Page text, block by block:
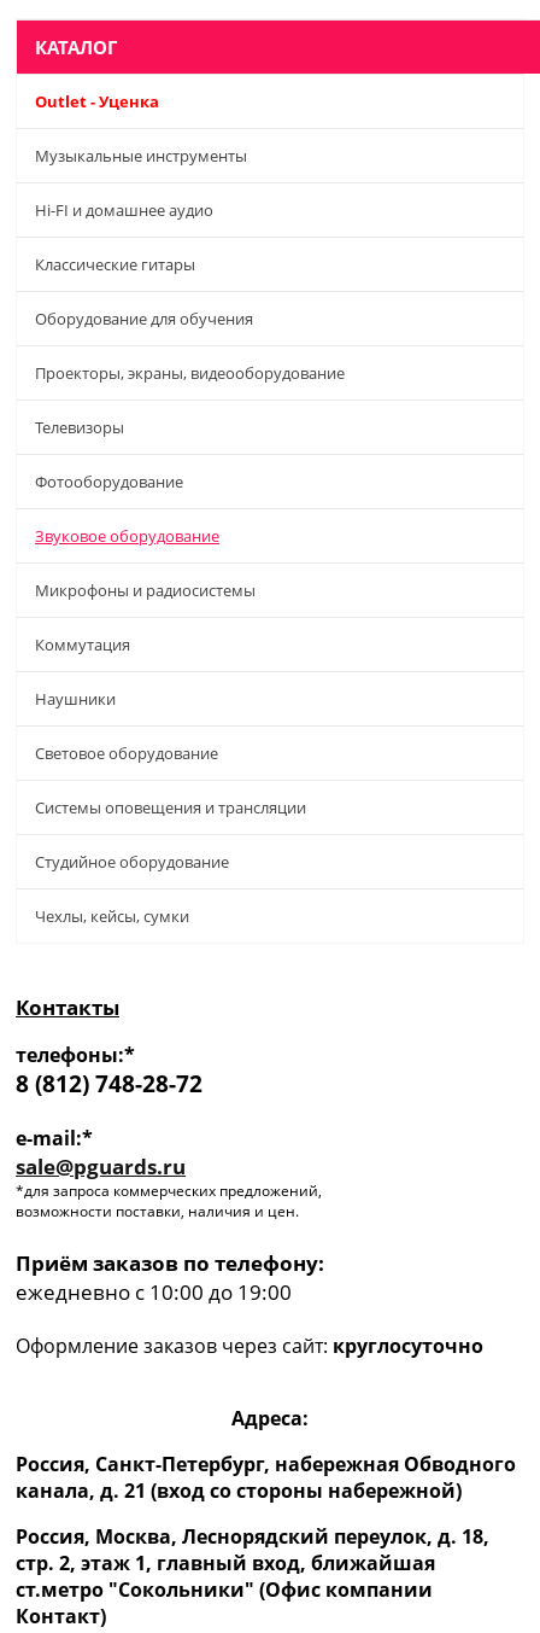
КАТАЛОГ
Outlet - Уценка
Музыкальные инструменты
Hi-FI и домашнее аудио
Классические гитары
Оборудование для обучения
Проекторы, экраны, видеооборудование
Телевизоры
Фотооборудование
Звуковое оборудование
Микрофоны и радиосистемы
Коммутация
Наушники
Световое оборудование
Системы оповещения и трансляции
Студийное оборудование
Чехлы, кейсы, сумки
Контакты
телефоны:*
8 (812) 748-28-72
e-mail:*
sale@pguards.ru
*для запроса коммерческих предложений,
возможности поставки, наличия и цен.
Приём заказов по телефону:
ежедневно с 10:00 до 19:00
Оформление заказов через сайт: круглосуточно
Адреса:
Россия, Санкт-Петербург, набережная Обводного
канала, д. 21 (вход со стороны набережной)
Россия, Москва, Леснорядский переулок, д. 18,
стр. 2, этаж 1, главный вход, ближайшая
ст.метро "Сокольники" (Офис компании
Контакт)